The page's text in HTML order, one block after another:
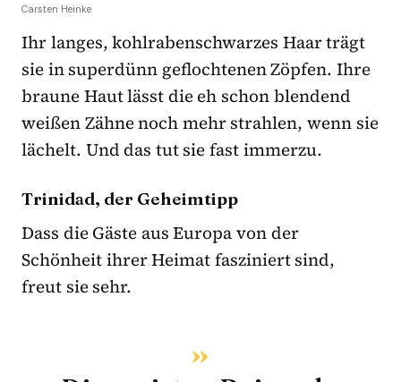
Carsten Heinke
Ihr langes, kohlrabenschwarzes Haar trägt
sie in superdünn geflochtenen Zöpfen. Ihre
braune Haut lässt die eh schon blendend
weißen Zähne noch mehr strahlen, wenn sie
lächelt. Und das tut sie fast immerzu.
Trinidad, der Geheimtipp
Dass die Gäste aus Europa von der
Schönheit ihrer Heimat fasziniert sind,
freut sie sehr.